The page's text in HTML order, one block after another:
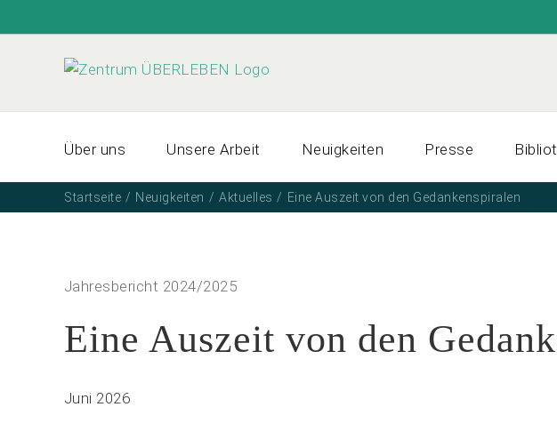
Inhalt
Über uns Unsere Arbeit Neuigkeiten Presse
Startseite Neuigkeiten Aktuelles Eine Auszeit von den Gedankenspiralen
Jahresbericht 2024/2025
Eine Auszeit von den
Juni 2026